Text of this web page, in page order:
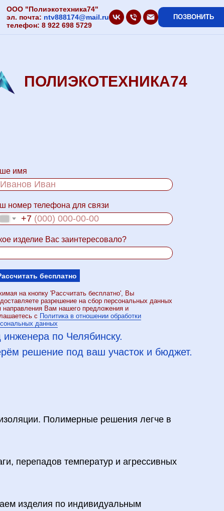
ООО "Полиэкотехника74"
эл. почта: ntv888174@mail.ru
телефон: 8 922 698 5729
ПОЗВОНИТЬ
ПОЛИЭКОТЕХНИКА74
имя
номер телефона для связи
+7
изделие Вас заинтересовало?
бесплатно
на кнопку 'Рассчитать бесплатно', Вы
разрешение на сбор персональных данных
направления Вам нашего предложения и
с Политика в отношении обработки
данных
по Челябинску.
решение под ваш участок и бюджет.
Полимерные решения легче в
перепадов температур и агрессивных
изделия по индивидуальным